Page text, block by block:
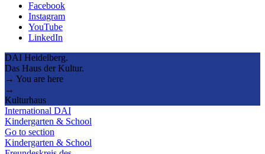
Facebook
Instagram
YouTube
LinkedIn
DAI Heidelberg.
Das Haus der Kultur.
→ You are here
→
Kulturhaus
International DAI
Kindergarten & School
Go to section
Kindergarten & School